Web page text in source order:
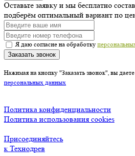
Оставьте заявку и мы бесплатно
подберём оптимальный вариант по
Я даю согласие на обработку
Заказать звонок
Нажимая на кнопку "Заказать звонок", вы
персональных данных
Политика конфиденциальности
Политика использования cookies
Присоединяйтесь
к Технодрев